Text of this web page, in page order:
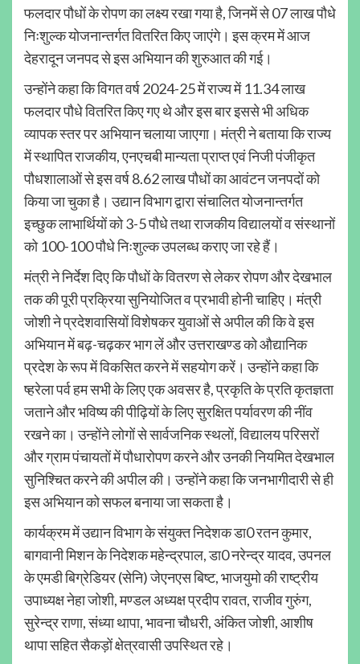
फलदार पौधों के रोपण का लक्ष्य रखा गया है, जिनमें से 07 लाख पौधे
निःशुल्क योजनान्तर्गत वितरित किए जाएंगे। इस क्रम में आज
देहरादून जनपद से इस अभियान की शुरुआत की गई।
उन्होंने कहा कि विगत वर्ष 2024-25 में राज्य में 11.34 लाख
फलदार पौधे वितरित किए गए थे और इस बार इससे भी अधिक
व्यापक स्तर पर अभियान चलाया जाएगा। मंत्री ने बताया कि राज्य
में स्थापित राजकीय, एनएचबी मान्यता प्राप्त एवं निजी पंजीकृत
पौधशालाओं से इस वर्ष 8.62 लाख पौधों का आवंटन जनपदों को
किया जा चुका है। उद्यान विभाग द्वारा संचालित योजनान्तर्गत
इच्छुक लाभार्थियों को 3-5 पौधे तथा राजकीय विद्यालयों व संस्थानों
को 100-100 पौधे निःशुल्क उपलब्ध कराए जा रहे हैं।
मंत्री ने निर्देश दिए कि पौधों के वितरण से लेकर रोपण और देखभाल
तक की पूरी प्रक्रिया सुनियोजित व प्रभावी होनी चाहिए। मंत्री
जोशी ने प्रदेशवासियों विशेषकर युवाओं से अपील की कि वे इस
अभियान में बढ़-चढ़कर भाग लें और उत्तराखण्ड को औद्यानिक
प्रदेश के रूप में विकसित करने में सहयोग करें। उन्होंने कहा कि
ष्हरेला पर्व हम सभी के लिए एक अवसर है, प्रकृति के प्रति कृतज्ञता
जताने और भविष्य की पीढ़ियों के लिए सुरक्षित पर्यावरण की नींव
रखने का। उन्होंने लोगों से सार्वजनिक स्थलों, विद्यालय परिसरों
और ग्राम पंचायतों में पौधारोपण करने और उनकी नियमित देखभाल
सुनिश्चित करने की अपील की। उन्होंने कहा कि जनभागीदारी से ही
इस अभियान को सफल बनाया जा सकता है।
कार्यक्रम में उद्यान विभाग के संयुक्त निदेशक डा0 रतन कुमार,
बागवानी मिशन के निदेशक महेन्द्रपाल, डा0 नरेन्द्र यादव, उपनल
के एमडी बिग्रेडियर (सेनि) जेएनएस बिष्ट, भाजयुमो की राष्ट्रीय
उपाध्यक्ष नेहा जोशी, मण्डल अध्यक्ष प्रदीप रावत, राजीव गुरुंग,
सुरेन्द्र राणा, संध्या थापा, भावना चौधरी, अंकित जोशी, आशीष
थापा सहित सैकड़ों क्षेत्रवासी उपस्थित रहे।